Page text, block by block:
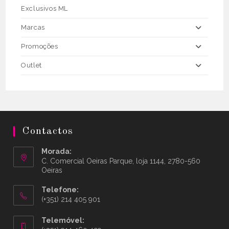
Exclusivos ML
Marcas
Promoções
Outlet
Contactos
Morada:
C. Comercial Oeiras Parque, loja 1144, 2780-560
Oeiras
Telefone:
(+351) 214 405 901
Telemóvel: